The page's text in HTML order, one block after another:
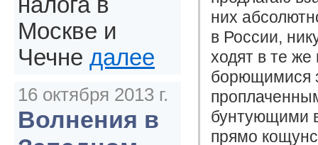
них
в России,
ходят в те
борющимися
бунтующими
прямо
налога в
Москве и
Чечне далее
16 октября 2013 г.
Волнения в